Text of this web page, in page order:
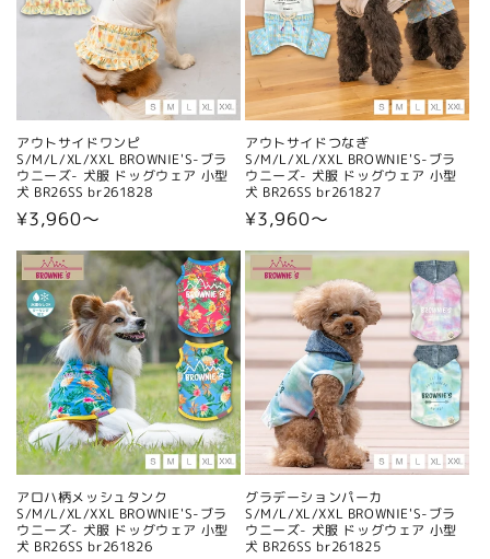
アウトサイドワンピ
S/M/L/XL/XXL BROWNIE'S-ブラ
ウニーズ- 犬服 ドッグウェア 小型
犬 BR26SS br261828
通
常
価
格
¥3,960〜
アウトサイドつなぎ
S/M/L/XL/XXL BROWNIE'S-ブラ
ウニーズ- 犬服 ドッグウェア 小型
犬 BR26SS br261827
通
常
価
格
¥3,960〜
アロハ柄メッシュタンク
S/M/L/XL/XXL BROWNIE'S-ブラ
ウニーズ- 犬服 ドッグウェア 小型
犬 BR26SS br261826
グラデーションパーカ
S/M/L/XL/XXL BROWNIE'S-ブラ
ウニーズ- 犬服 ドッグウェア 小型
犬 BR26SS br261825